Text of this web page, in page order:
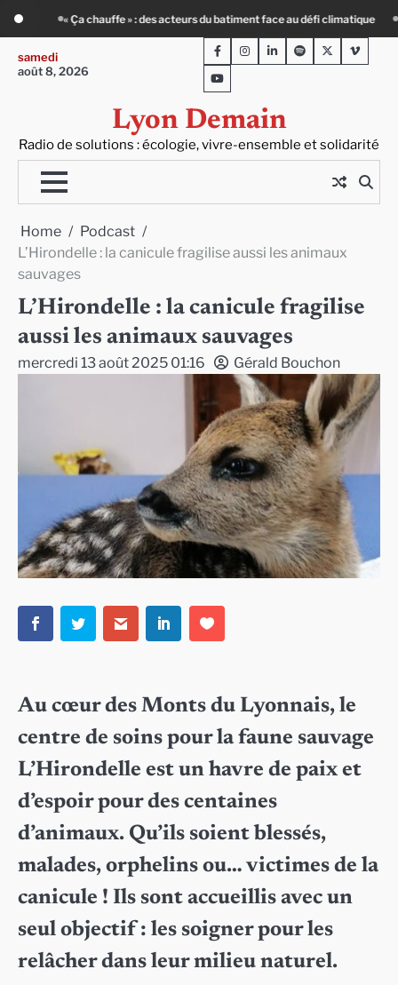
content
au défi climatique 80 Jours Voyages : au cœur du Lengai avec Guy de
samedi
août 8, 2026
Lyon Demain
Radio de solutions : écologie, vivre-ensemble et solidarité
FacebookInstagram
LinkedInSpotifyTwitterViméo
Youtube
Home
Podcast
L’Hirondelle : la canicule fragilise aussi les animaux
sauvages
L’Hirondelle : la canicule fragilise
aussi les animaux sauvages
mercredi 13 août 2025 01:16 Gérald Bouchon
Au cœur des Monts du Lyonnais, le
centre de soins pour la faune sauvage
L’Hirondelle est un havre de paix et
d’espoir pour des centaines
d’animaux. Qu’ils soient blessés,
malades, orphelins ou… victimes de la
canicule ! Ils sont accueillis avec un
seul objectif : les soigner pour les
relâcher dans leur milieu naturel.